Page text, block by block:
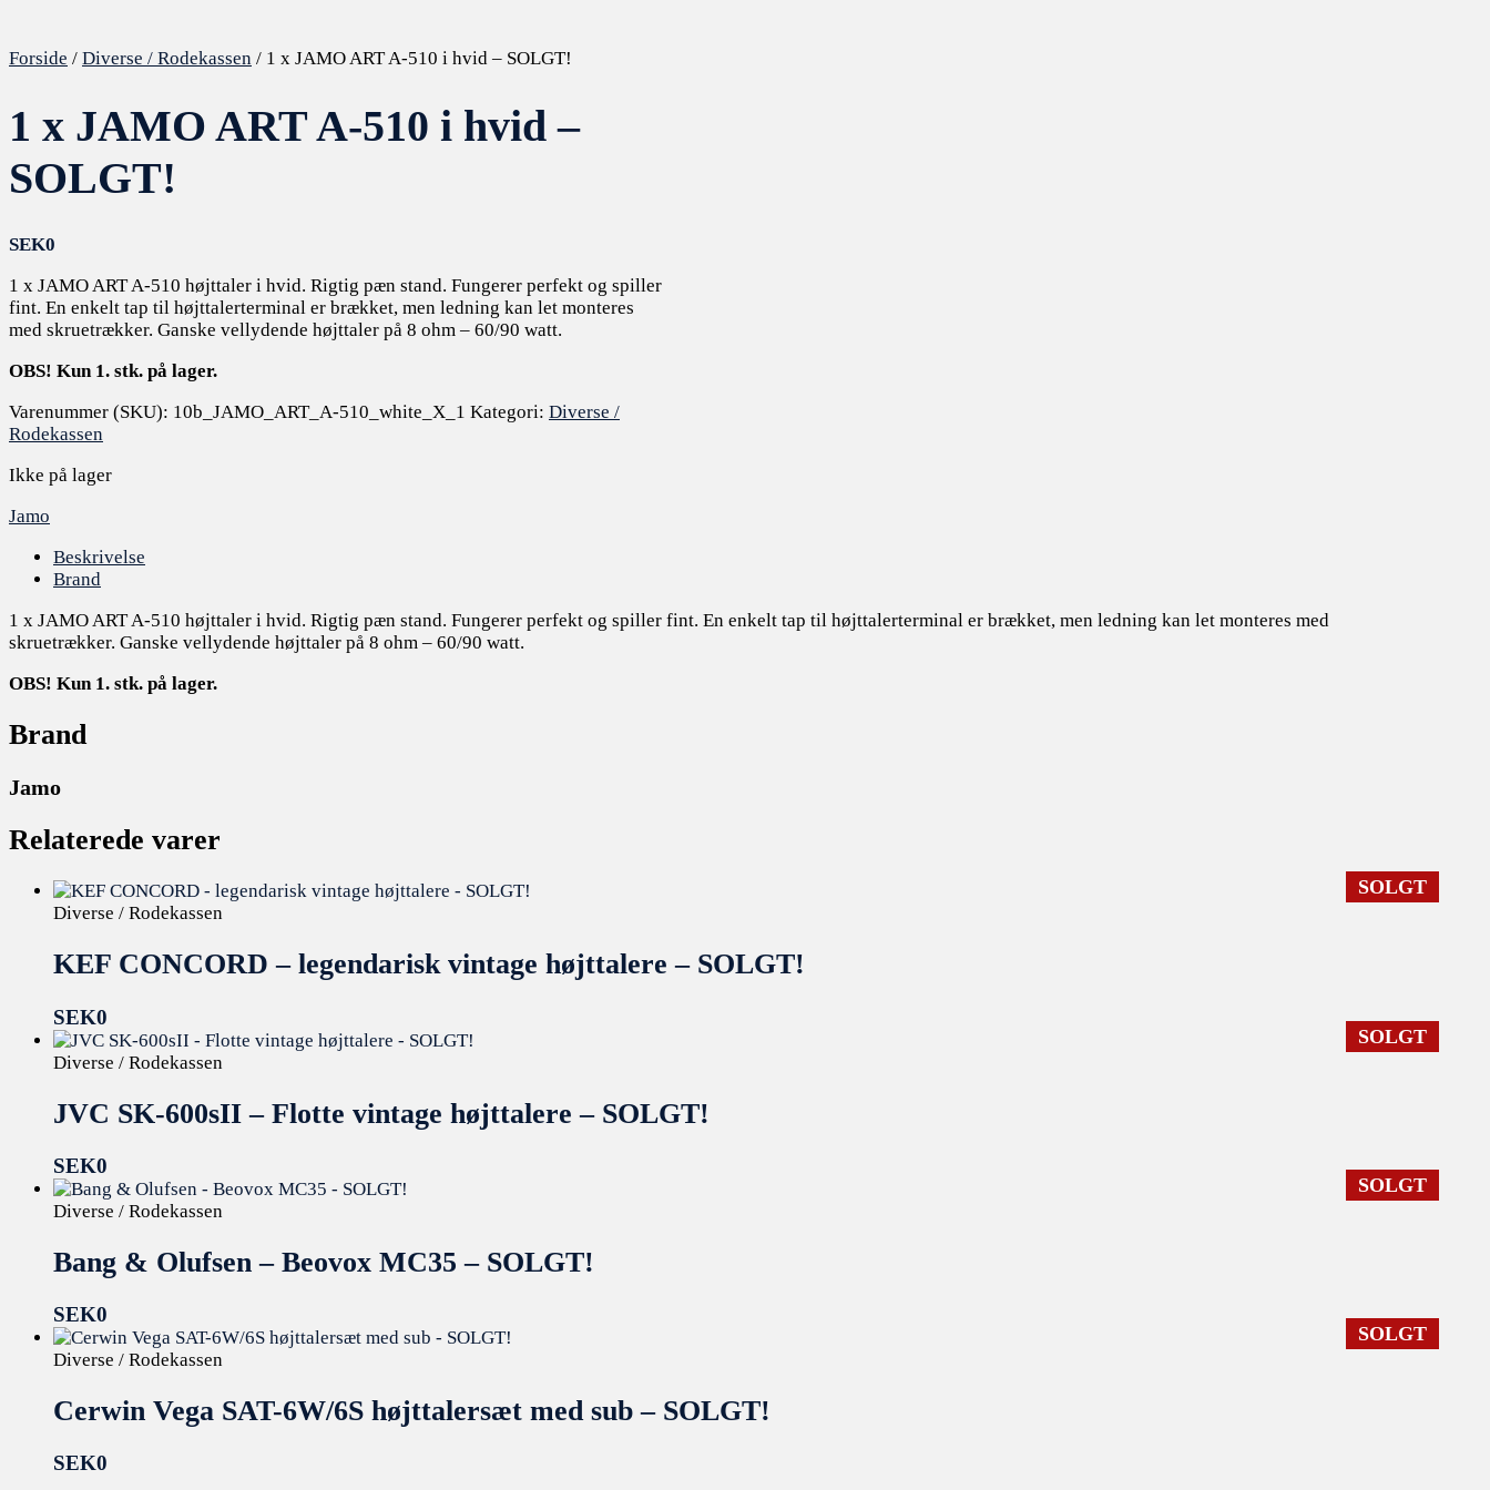
Forside / Diverse / Rodekassen / 1 x JAMO ART A-510 i hvid – SOLGT!
1 x JAMO ART A-510 i hvid –
SOLGT!
SEK0
1 x JAMO ART A-510 højttaler i hvid. Rigtig pæn stand. Fungerer perfekt og spiller
fint. En enkelt tap til højttalerterminal er brækket, men ledning kan let monteres
med skruetrækker. Ganske vellydende højttaler på 8 ohm – 60/90 watt.
OBS! Kun 1. stk. på lager.
Varenummer (SKU): 10b_JAMO_ART_A-510_white_X_1 Kategori: Diverse /
Rodekassen
Ikke på lager
Jamo
Beskrivelse
Brand
1 x JAMO ART A-510 højttaler i hvid. Rigtig pæn stand. Fungerer perfekt og spiller fint. En enkelt tap til højttalerterminal er brækket, men ledning kan let monteres med
skruetrækker. Ganske vellydende højttaler på 8 ohm – 60/90 watt.
OBS! Kun 1. stk. på lager.
Brand
Jamo
Relaterede varer
SOLGT
Diverse / Rodekassen
KEF CONCORD – legendarisk vintage højttalere – SOLGT!
SEK0
SOLGT
Diverse / Rodekassen
JVC SK-600sII – Flotte vintage højttalere – SOLGT!
SEK0
SOLGT
Diverse / Rodekassen
Bang & Olufsen – Beovox MC35 – SOLGT!
SEK0
SOLGT
Diverse / Rodekassen
Cerwin Vega SAT-6W/6S højttalersæt med sub – SOLGT!
SEK0